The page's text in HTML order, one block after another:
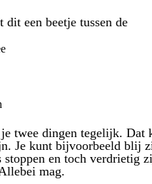
dit een beetje tussen de
twee dingen tegelijk. Dat
Je kunt bijvoorbeeld blij
stoppen en toch verdrietig
mag.